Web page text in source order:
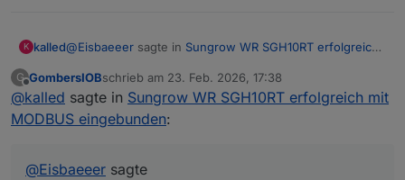
K kalled@Eisbaeeer sagte in Sungrow WR SGH10RT erfolgreich
Funktioniert. Hier meine Einstellungen:
Sind denn die 633kOhm der Offset für diesen Wert? Ich
Danke für eine kurze Info :)
G
Offline
GombersIOBschrieb am 23. Feb. 2026, 17:38
zuletzt editiert von
@kalled sagte in Sungrow WR SGH10RT erfolgreich mit
MODBUS eingebunden:
@Eisbaeeer sagte